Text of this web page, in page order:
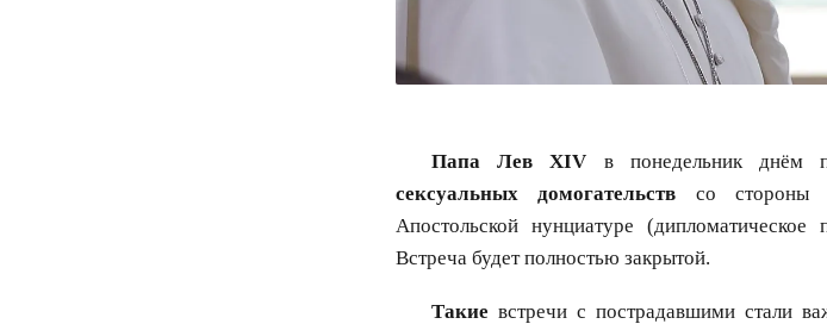
Папа Лев XIV в понедельник днём
сексуальных домогательств со стороны
Апостольской нунциатуре (дипломатическое
Встреча будет полностью закрытой.
Такие встречи с пострадавшими стали